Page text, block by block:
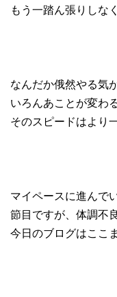
もう一踏ん張りしな
なんだか俄然やる気
いろんあことが変わ
そのスピードはより
マイペースに進んで
節目ですが、体調不
今日のブログはここま